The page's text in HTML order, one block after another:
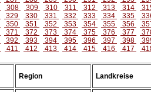
308 309 310 311 312 313 314
329 330 331 332 333 334 335
350 351 352 353 354 355 356
371 372 373 374 375 376 377
392 393 394 395 396 397 398
411 412 413 414 415 416 417
Region Landkreise